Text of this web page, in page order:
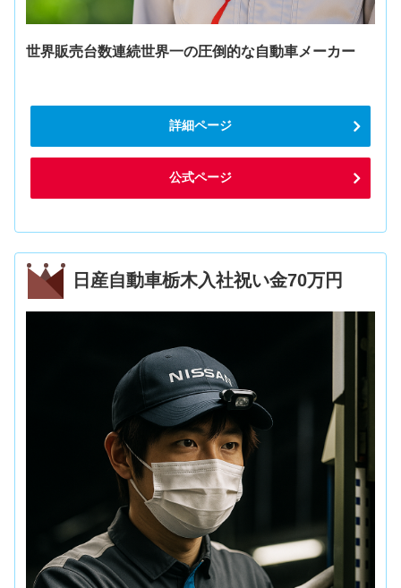
世界販売台数連続世界一の圧倒的な自動車メーカー
詳細ページ
公式ページ
日産自動車栃木入社祝い金70万円